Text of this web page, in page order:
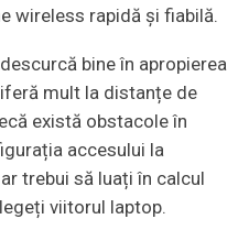
wireless rapidă și fiabilă.
bine în apropierea
mult la distanțe de
există obstacole în
accesului la
trebui să luați în calcul
viitorul laptop.